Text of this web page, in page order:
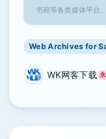
书籍等各类媒体平台
Web Archives for
WK网客下载